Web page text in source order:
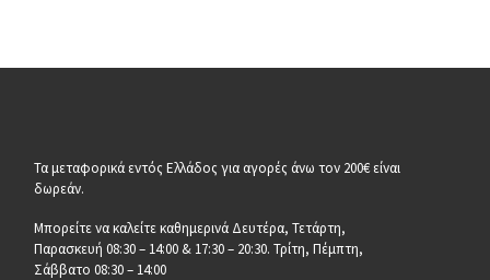
Τα μεταφορικά εντός Ελλάδος για αγορές άνω τον 200€ είναι
δωρεάν.
Μπορείτε να καλείτε καθημερινά Δευτέρα, Τετάρτη,
Παρασκευή 08:30 – 14:00 & 17:30 – 20:30. Τρίτη, Πέμπτη,
Σάββατο 08:30 – 14:00